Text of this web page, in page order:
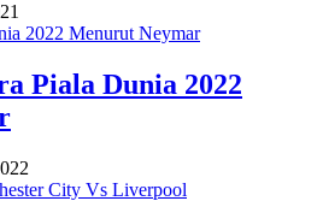
2022 Menurut Neymar
Piala Dunia 2022
City Vs Liverpool